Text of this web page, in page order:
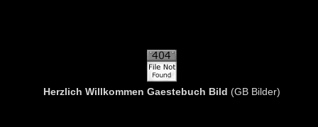
Herzlich Willkommen Gaestebuch Bild (GB Bilder)